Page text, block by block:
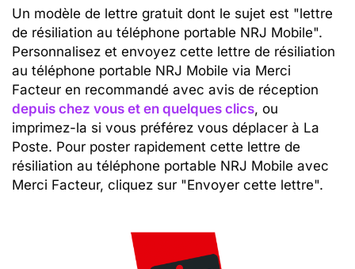
Un modèle de lettre gratuit dont le sujet est "lettre
de résiliation au téléphone portable NRJ Mobile".
Personnalisez et envoyez cette lettre de résiliation
au téléphone portable NRJ Mobile via Merci
Facteur en recommandé avec avis de réception
depuis chez vous et en quelques clics, ou
imprimez-la si vous préférez vous déplacer à La
Poste. Pour poster rapidement cette lettre de
résiliation au téléphone portable NRJ Mobile avec
Merci Facteur, cliquez sur "Envoyer cette lettre".